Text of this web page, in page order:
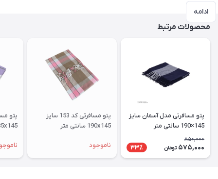
ادامه
محصولات مرتبط
پتو مسافرتی مدل آسمان سایز
145×190 سانتی متر
850,000
575,000 تومان 33٪
پتو مسافرتی کد 153 سایز
190x145 سانتی متر
ناموجود
185x145 سانتی متر